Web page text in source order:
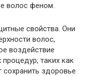
волос феном.
свойства. Они
волос,
воздействие
таких как
здоровье